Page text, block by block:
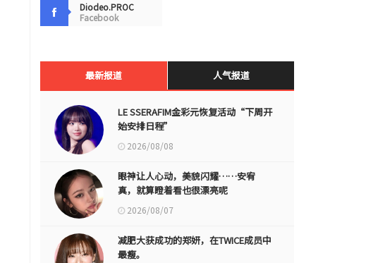
Diodeo.PROC
Facebook
最新报道 人气报道
LE SSERAFIM金彩元恢复活动“下周开
始安排日程”
2026/08/08
眼神让人心动，美貌闪耀……安宥
真，就算瞪着看也很漂亮呢
2026/08/07
减肥大获成功的郑妍，在TWICE成员中
最瘦。